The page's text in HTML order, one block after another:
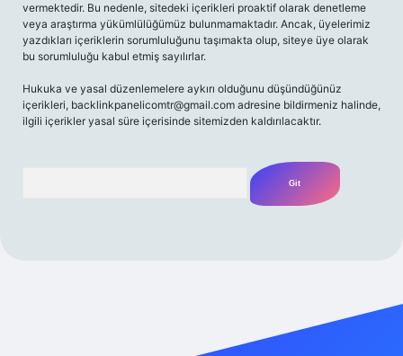
vermektedir. Bu nedenle, sitedeki içerikleri proaktif olarak denetleme
veya araştırma yükümlülüğümüz bulunmamaktadır. Ancak, üyelerimiz
yazdıkları içeriklerin sorumluluğunu taşımakta olup, siteye üye olarak
bu sorumluluğu kabul etmiş sayılırlar.
Hukuka ve yasal düzenlemelere aykırı olduğunu düşündüğünüz
içerikleri, backlinkpanelicomtr@gmail.com adresine bildirmeniz halinde,
ilgili içerikler yasal süre içerisinde sitemizden kaldırılacaktır.